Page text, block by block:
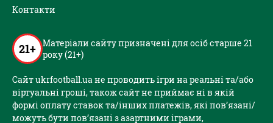
Контакти
21+ Матеріали сайту призначені для осіб старше 21
року (21+)
Сайт ukrfootball.ua не проводить ігри на реальні та/або
віртуальні гроші, також сайт не приймає ні в якій
формі оплату ставок та/інших платежів, які пов’язані/
можуть бути пов’язані з азартними іграми,